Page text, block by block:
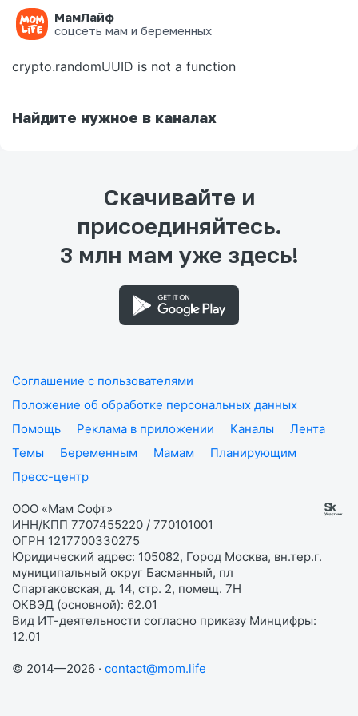
МамЛайф
соцсеть мам и беременных
Ошибка на странице
crypto.randomUUID is not a function
Найдите нужное в каналах
Скачивайте и
присоединяйтесь.
3 млн мам уже здесь!
Соглашение с пользователями
Положение об обработке персональных данных
Помощь
Реклама в приложении Каналы
Лента
Темы
Беременным Мамам
Планирующим
Пресс-центр
ООО «Мам Софт»
ИНН/КПП 7707455220 / 770101001
ОГРН 1217700330275
Юридический адрес: 105082, Город Москва, вн.тер.г.
муниципальный округ Басманный, пл
Спартаковская, д. 14, стр. 2, помещ. 7Н
ОКВЭД (основной): 62.01
Вид ИТ-деятельности согласно приказу Минцифры:
12.01
© 2014—2026 · contact@mom.life